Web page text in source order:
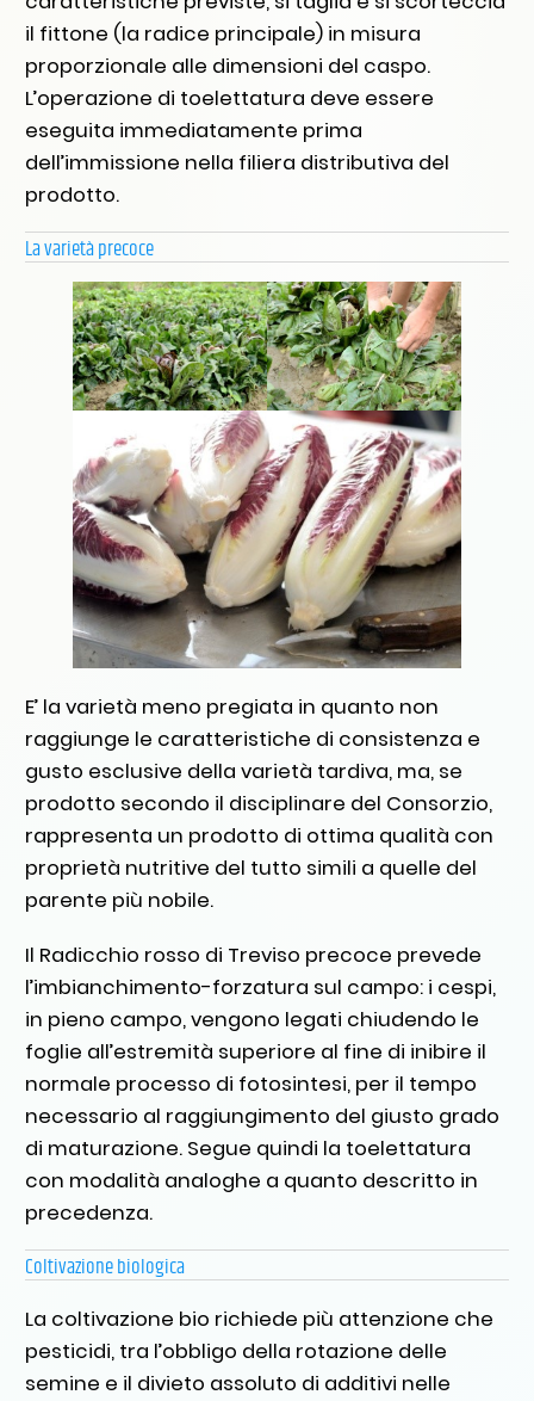
il fittone (la radice principale) in misura
proporzionale alle dimensioni del caspo.
L’operazione di toelettatura deve essere
eseguita immediatamente prima
dell’immissione nella filiera distributiva del
prodotto.
La varietà precoce
E’ la varietà meno pregiata in quanto non
raggiunge le caratteristiche di consistenza e
gusto esclusive della varietà tardiva, ma, se
prodotto secondo il disciplinare del Consorzio,
rappresenta un prodotto di ottima qualità con
proprietà nutritive del tutto simili a quelle del
parente più nobile.
Il Radicchio rosso di Treviso precoce prevede
l’imbianchimento-forzatura sul campo: i cespi,
in pieno campo, vengono legati chiudendo le
foglie all’estremità superiore al fine di inibire il
normale processo di fotosintesi, per il tempo
necessario al raggiungimento del giusto grado
di maturazione. Segue quindi la toelettatura
con modalità analoghe a quanto descritto in
precedenza.
Coltivazione biologica
La coltivazione bio richiede più attenzione che
pesticidi, tra l’obbligo della rotazione delle
semine e il divieto assoluto di additivi nelle